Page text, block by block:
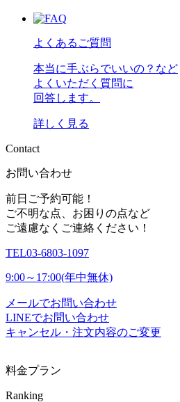
よくあるご質問
本当に手ぶらでいいの？など
よくいただく質問に
回答します。
詳しく見る
Contact
お問い合わせ
前日ご予約可能！
ご不明な点、お困りの点など
ご遠慮なくご連絡ください！
TEL03-6803-1097
9:00～17:00(年中無休)
メールでお問い合わせ
LINEでお問い合わせ
キャンセル・注文内容のご変更
料金プラン
Ranking